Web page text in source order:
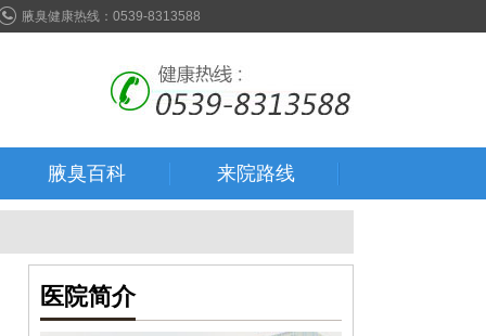
腋臭健康热线：0539-8313588
腋臭百科 来院路线
医院简介